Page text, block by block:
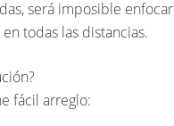
será imposible enfocar
todas las distancias.
fácil arreglo: